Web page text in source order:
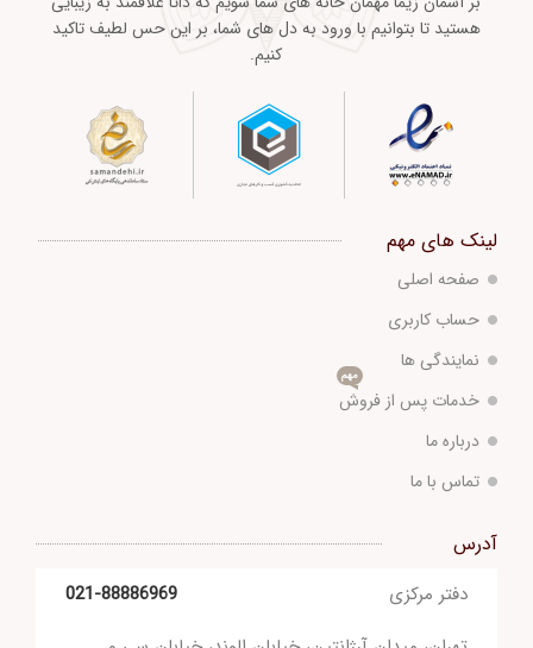
هستید تا بتوانیم با ورود به دل های شما، بر این حس لطیف تاکید
کنیم.
لینک های مهم
صفحه اصلی
حساب کاربری
نمایندگی ها
خدمات پس از فروش
مهم
درباره ما
تماس با ما
آدرس
دفتر مرکزی
021-88886969